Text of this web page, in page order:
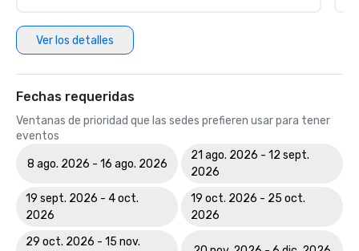
Ver los detalles
Fechas requeridas
Ventanas de prioridad que las sedes prefieren usar para tener
eventos
8 ago. 2026 - 16 ago. 2026
21 ago. 2026 - 12 sept.
2026
19 sept. 2026 - 4 oct.
2026
19 oct. 2026 - 25 oct.
2026
29 oct. 2026 - 15 nov.